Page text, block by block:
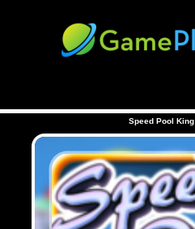
Speed Pool King